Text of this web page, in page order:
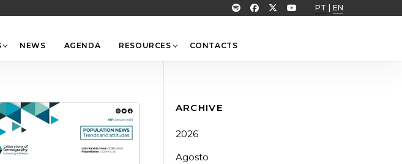
PT EN
NEWS AGENDA RESOURCES CONTACTS
ARCHIVE
2026
Agosto